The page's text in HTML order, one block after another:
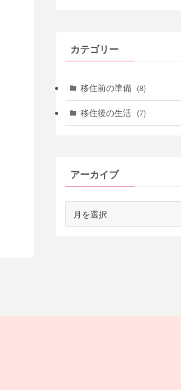
カテゴリー
移住前の準備 (8)
移住後の生活 (7)
アーカイブ